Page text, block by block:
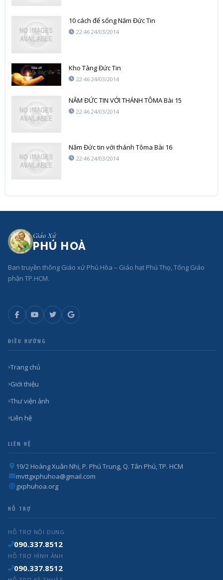
10 cách để sống Năm Đức Tin
22:46 24/03/2014
Kho Tàng Đức Tin
22:46 24/03/2014
NĂM ĐỨC TIN VỚI THÁNH TÔMA Bài 15
22:46 24/03/2014
Năm Đức tin với thánh Tôma Bài 16
22:46 24/03/2014
Giáo Xứ
PHÚ HOÀ
Ban truyền thông Giáo xứ Phú Hòa – Giáo hạt Phú Thọ, Tổng Giáo
phận TP.HCM.
ĐIỀU HƯỚNG
Trang chủ
Giới thiệu
Thư viện ảnh
Liên hệ
LIÊN HỆ
19/2 Hoàng Xuân Nhị, P. Phú Trung, Q. Tân Phú, TP. HCM
mvttgxphuhoa@gmail.com
gxphuhoa.org
HỖ TRỢ
HỖ TRỢ NỘI DUNG
090.337.8512
HỖ TRỢ HÌNH ẢNH
090.337.8512